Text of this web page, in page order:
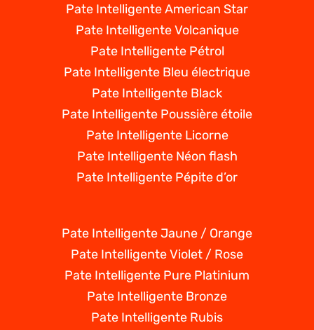
Pate Intelligente American Star
Pate Intelligente Volcanique
Pate Intelligente Pétrol
Pate Intelligente Bleu électrique
Pate Intelligente Black
Pate Intelligente Poussière étoile
Pate Intelligente Licorne
Pate Intelligente Néon flash
Pate Intelligente Pépite d’or
Pate Intelligente Jaune / Orange
Pate Intelligente Violet / Rose
Pate Intelligente Pure Platinium
Pate Intelligente Bronze
Pate Intelligente Rubis